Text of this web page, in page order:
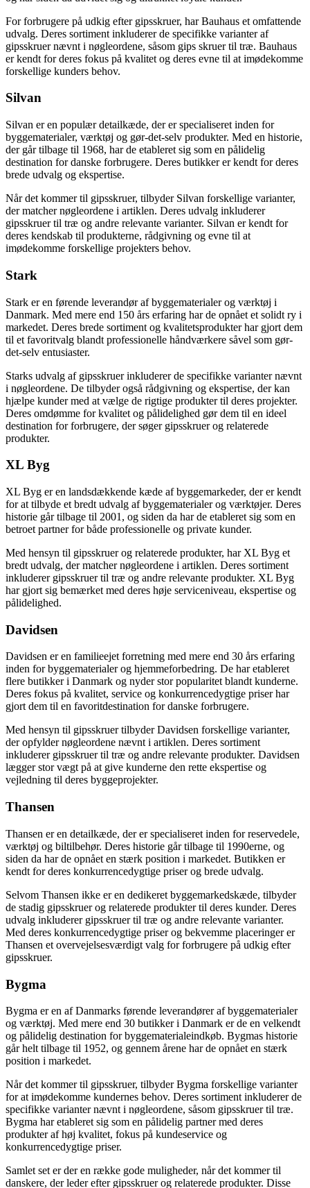
For forbrugere på udkig efter gipsskruer, har Bauhaus et omfattende
udvalg. Deres sortiment inkluderer de specifikke varianter af
gipsskruer nævnt i nøgleordene, såsom gips skruer til træ. Bauhaus
er kendt for deres fokus på kvalitet og deres evne til at imødekomme
forskellige kunders behov.
Silvan
Silvan er en populær detailkæde, der er specialiseret inden for
byggematerialer, værktøj og gør-det-selv produkter. Med en historie,
der går tilbage til 1968, har de etableret sig som en pålidelig
destination for danske forbrugere. Deres butikker er kendt for deres
brede udvalg og ekspertise.
Når det kommer til gipsskruer, tilbyder Silvan forskellige varianter,
der matcher nøgleordene i artiklen. Deres udvalg inkluderer
gipsskruer til træ og andre relevante varianter. Silvan er kendt for
deres kendskab til produkterne, rådgivning og evne til at
imødekomme forskellige projekters behov.
Stark
Stark er en førende leverandør af byggematerialer og værktøj i
Danmark. Med mere end 150 års erfaring har de opnået et solidt ry i
markedet. Deres brede sortiment og kvalitetsprodukter har gjort dem
til et favoritvalg blandt professionelle håndværkere såvel som gør-
det-selv entusiaster.
Starks udvalg af gipsskruer inkluderer de specifikke varianter nævnt
i nøgleordene. De tilbyder også rådgivning og ekspertise, der kan
hjælpe kunder med at vælge de rigtige produkter til deres projekter.
Deres omdømme for kvalitet og pålidelighed gør dem til en ideel
destination for forbrugere, der søger gipsskruer og relaterede
produkter.
XL Byg
XL Byg er en landsdækkende kæde af byggemarkeder, der er kendt
for at tilbyde et bredt udvalg af byggematerialer og værktøjer. Deres
historie går tilbage til 2001, og siden da har de etableret sig som en
betroet partner for både professionelle og private kunder.
Med hensyn til gipsskruer og relaterede produkter, har XL Byg et
bredt udvalg, der matcher nøgleordene i artiklen. Deres sortiment
inkluderer gipsskruer til træ og andre relevante produkter. XL Byg
har gjort sig bemærket med deres høje serviceniveau, ekspertise og
pålidelighed.
Davidsen
Davidsen er en familieejet forretning med mere end 30 års erfaring
inden for byggematerialer og hjemmeforbedring. De har etableret
flere butikker i Danmark og nyder stor popularitet blandt kunderne.
Deres fokus på kvalitet, service og konkurrencedygtige priser har
gjort dem til en favoritdestination for danske forbrugere.
Med hensyn til gipsskruer tilbyder Davidsen forskellige varianter,
der opfylder nøgleordene nævnt i artiklen. Deres sortiment
inkluderer gipsskruer til træ og andre relevante produkter. Davidsen
lægger stor vægt på at give kunderne den rette ekspertise og
vejledning til deres byggeprojekter.
Thansen
Thansen er en detailkæde, der er specialiseret inden for reservedele,
værktøj og biltilbehør. Deres historie går tilbage til 1990erne, og
siden da har de opnået en stærk position i markedet. Butikken er
kendt for deres konkurrencedygtige priser og brede udvalg.
Selvom Thansen ikke er en dedikeret byggemarkedskæde, tilbyder
de stadig gipsskruer og relaterede produkter til deres kunder. Deres
udvalg inkluderer gipsskruer til træ og andre relevante varianter.
Med deres konkurrencedygtige priser og bekvemme placeringer er
Thansen et overvejelsesværdigt valg for forbrugere på udkig efter
gipsskruer.
Bygma
Bygma er en af Danmarks førende leverandører af byggematerialer
og værktøj. Med mere end 30 butikker i Danmark er de en velkendt
og pålidelig destination for byggematerialeindkøb. Bygmas historie
går helt tilbage til 1952, og gennem årene har de opnået en stærk
position i markedet.
Når det kommer til gipsskruer, tilbyder Bygma forskellige varianter
for at imødekomme kundernes behov. Deres sortiment inkluderer de
specifikke varianter nævnt i nøgleordene, såsom gipsskruer til træ.
Bygma har etableret sig som en pålidelig partner med deres
produkter af høj kvalitet, fokus på kundeservice og
konkurrencedygtige priser.
Samlet set er der en række gode muligheder, når det kommer til
danskere, der leder efter gipsskruer og relaterede produkter. Disse